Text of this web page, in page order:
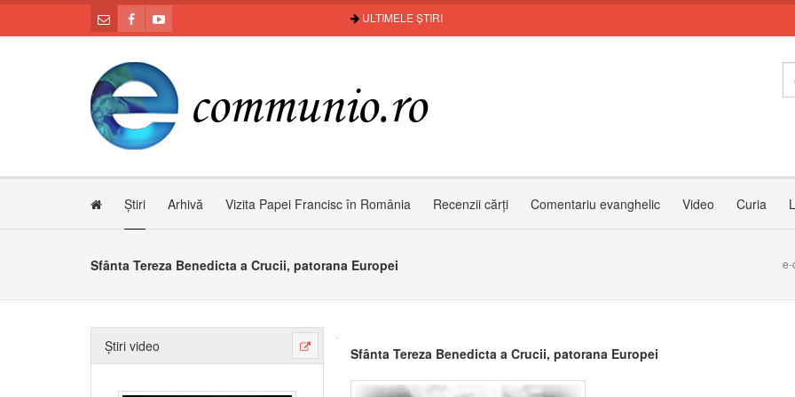
ULTIMELE ȘTIRI
Știri Arhivă Vizita Papei Francisc în România Recenzii cărți Comentariu evanghelic Video Curia
Sfânta Tereza Benedicta a Crucii, patorana Europei e-
Știri video Sfânta Tereza Benedicta a Crucii, patorana Europei